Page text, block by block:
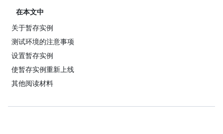
在本文中
关于暂存实例
测试环境的注意事项
设置暂存实例
使暂存实例重新上线
其他阅读材料